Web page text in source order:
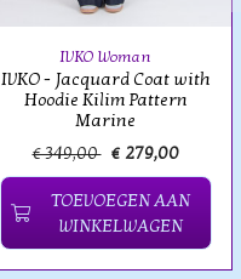
IVKO Woman
IVKO - Jacquard Coat with
Hoodie Kilim Pattern
Marine
€ 349,00 € 279,00
TOEVOEGEN AAN
WINKELWAGEN